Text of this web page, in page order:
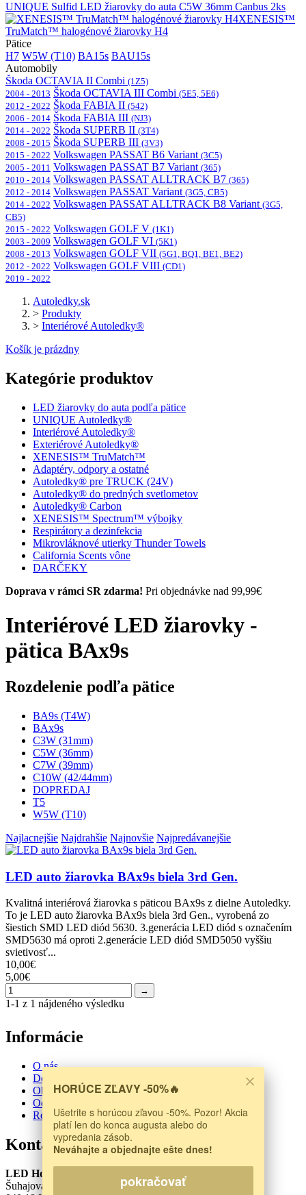
UNIQUE Sulfid LED žiarovky do auta C5W 36mm Canbus 2ks
XENESIS™
TruMatch™ halogénové žiarovky H4
Pätice
H7 W5W (T10) BA15s BAU15s
Automobily
Škoda OCTAVIA II Combi (1Z5)
2004 - 2013 Škoda OCTAVIA III Combi (5E5, 5E6)
2012 - 2022 Škoda FABIA II (542)
2006 - 2014 Škoda FABIA III (NJ3)
2014 - 2022 Škoda SUPERB II (3T4)
2008 - 2015 Škoda SUPERB III (3V3)
2015 - 2022 Volkswagen PASSAT B6 Variant (3C5)
2005 - 2011 Volkswagen PASSAT B7 Variant (365)
2010 - 2014 Volkswagen PASSAT ALLTRACK B7 (365)
2012 - 2014 Volkswagen PASSAT Variant (3G5, CB5)
2014 - 2022 Volkswagen PASSAT ALLTRACK B8 Variant (3G5,
CB5)
2015 - 2022 Volkswagen GOLF V (1K1)
2003 - 2009 Volkswagen GOLF VI (5K1)
2008 - 2013 Volkswagen GOLF VII (5G1, BQ1, BE1, BE2)
2012 - 2022 Volkswagen GOLF VIII (CD1)
2019 - 2022
Autoledky.sk
> Produkty
> Interiérové Autoledky®
Košík je prázdny
Kategórie produktov
LED žiarovky do auta podľa pätice
UNIQUE Autoledky®
Interiérové Autoledky®
Exteriérové Autoledky®
XENESIS™ TruMatch™
Adaptéry, odpory a ostatné
Autoledky® pre TRUCK (24V)
Autoledky® do predných svetlometov
Autoledky® Carbon
XENESIS™ Spectrum™ výbojky
Respirátory a dezinfekcia
Mikrovláknové utierky Thunder Towels
California Scents vône
DARČEKY
Doprava v rámci SR zdarma! Pri objednávke nad 99,99€
Interiérové LED žiarovky -
pätica BAx9s
Rozdelenie podľa pätice
BA9s (T4W)
BAx9s
C3W (31mm)
C5W (36mm)
C7W (39mm)
C10W (42/44mm)
DOPREDAJ
T5
W5W (T10)
Najlacnejšie Najdrahšie Najnovšie Najpredávanejšie
LED auto žiarovka BAx9s biela 3rd Gen.
Kvalitná interiérová žiarovka s päticou BAx9s z dielne Autoledky.
To je LED auto žiarovka BAx9s biela 3rd Gen., vyrobená zo
šiestich SMD LED diód 5630. 3.generácia LED diód s označením
SMD5630 má oproti 2.generácie LED diód SMD5050 vyššiu
svietivosť...
10,00€
5,00€
→
1-1 z 1 nájdeného výsledku
Informácie
O nás
Doprava a platba
Obchodné podmienky
Odstúpenie od zmluvy
Reklamačný protokol
Kontakt
LED House s.r.o.
Šuhajova 1207/40
HORÚCE ZĽAVY -50%🔥
Ušetrite s horúcou zľavou -50%. Pozor! Akcia
platí len do konca augusta alebo do
vypredania zásob.
Neváhajte a objednajte ešte dnes!
pokračovať